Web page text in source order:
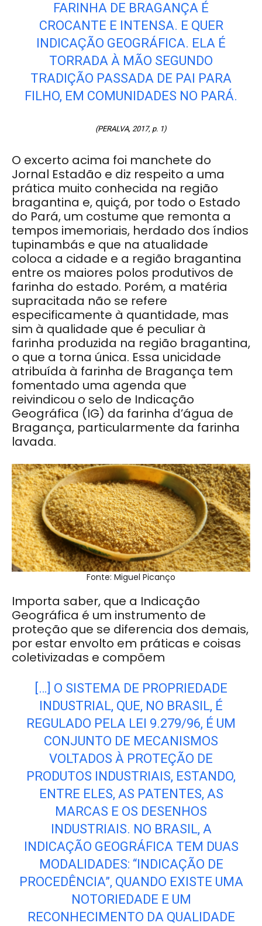
FARINHA DE BRAGANÇA É
CROCANTE E INTENSA. E QUER
INDICAÇÃO GEOGRÁFICA. ELA É
TORRADA À MÃO SEGUNDO
TRADIÇÃO PASSADA DE PAI PARA
FILHO, EM COMUNIDADES NO PARÁ.
(PERALVA, 2017, p. 1)
O excerto acima foi manchete do
Jornal Estadão e diz respeito a uma
prática muito conhecida na região
bragantina e, quiçá, por todo o Estado
do Pará, um costume que remonta a
tempos imemoriais, herdado dos índios
tupinambás e que na atualidade
coloca a cidade e a região bragantina
entre os maiores polos produtivos de
farinha do estado. Porém, a matéria
supracitada não se refere
especificamente à quantidade, mas
sim à qualidade que é peculiar à
farinha produzida na região bragantina,
o que a torna única. Essa unicidade
atribuída à farinha de Bragança tem
fomentado uma agenda que
reivindicou o selo de Indicação
Geográfica (IG) da farinha d’água de
Bragança, particularmente da farinha
lavada.
Fonte: Miguel Picanço
Importa saber, que a Indicação
Geográfica é um instrumento de
proteção que se diferencia dos demais,
por estar envolto em práticas e coisas
coletivizadas e compõem
[…] O SISTEMA DE PROPRIEDADE
INDUSTRIAL, QUE, NO BRASIL, É
REGULADO PELA LEI 9.279/96, É UM
CONJUNTO DE MECANISMOS
VOLTADOS À PROTEÇÃO DE
PRODUTOS INDUSTRIAIS, ESTANDO,
ENTRE ELES, AS PATENTES, AS
MARCAS E OS DESENHOS
INDUSTRIAIS. NO BRASIL, A
INDICAÇÃO GEOGRÁFICA TEM DUAS
MODALIDADES: “INDICAÇÃO DE
PROCEDÊNCIA”, QUANDO EXISTE UMA
NOTORIEDADE E UM
RECONHECIMENTO DA QUALIDADE